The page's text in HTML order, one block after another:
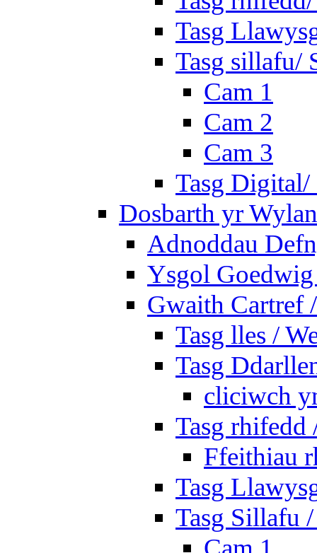
Tasg
Tasg sillafu/
Cam 1
Cam 2
Cam 3
Tasg
Dosbarth yr
Adnoddau
Ysgol
Gwaith Cartref
Tasg lles /
Tasg
cliciwch
Tasg rhifedd
Ffeithiau
Tasg
Tasg Sillafu